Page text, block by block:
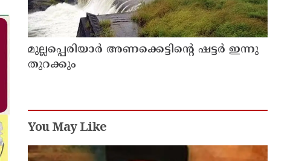
മുല്ലപ്പെരിയാര്‍ അണക്കെട്ടിന്റെ ഷട്ടര്‍ ഇന്നു
തുറക്കും
You May Like